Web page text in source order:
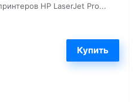
HP LaserJet Pro...